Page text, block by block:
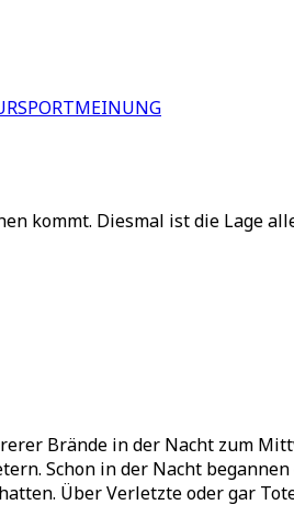
SPORTMEINUNG
kommt. Diesmal ist die Lage
Brände in der Nacht zum
Schon in der Nacht
Über Verletzte oder gar